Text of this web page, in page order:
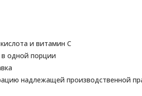
и витамин C
в одной порции
надлежащей производственной